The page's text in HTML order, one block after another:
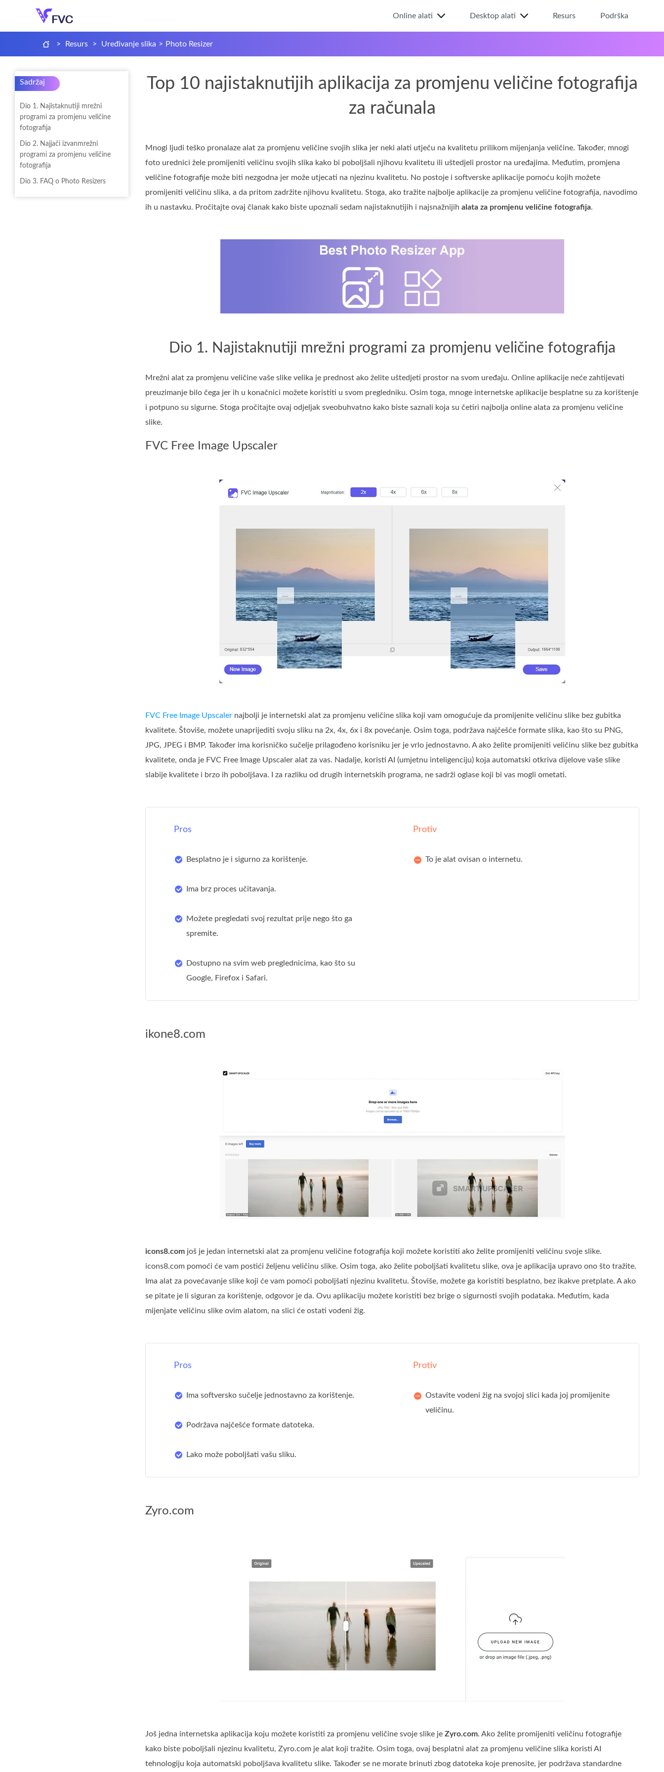
Online alati Desktop alati Resurs Podrška
> Resurs > Uređivanje slika > Photo Resizer
Sadržaj
Dio 1. Najistaknutiji mrežni
programi za promjenu veličine
fotografija
Dio 2. Najjači izvanmrežni
programi za promjenu veličine
fotografija
Dio 3. FAQ o Photo Resizers
Top 10 najistaknutijih aplikacija za promjenu veličine fotografija
za računala
Mnogi ljudi teško pronalaze alat za promjenu veličine svojih slika jer neki alati utječu na kvalitetu prilikom mijenjanja veličine. Također, mnogi
foto urednici žele promijeniti veličinu svojih slika kako bi poboljšali njihovu kvalitetu ili uštedjeli prostor na uređajima. Međutim, promjena
veličine fotografije može biti nezgodna jer može utjecati na njezinu kvalitetu. No postoje i softverske aplikacije pomoću kojih možete
promijeniti veličinu slika, a da pritom zadržite njihovu kvalitetu. Stoga, ako tražite najbolje aplikacije za promjenu veličine fotografija, navodimo
ih u nastavku. Pročitajte ovaj članak kako biste upoznali sedam najistaknutijih i najsnažnijih alata za promjenu veličine fotografija.
Dio 1. Najistaknutiji mrežni programi za promjenu veličine fotografija
Mrežni alat za promjenu veličine vaše slike velika je prednost ako želite uštedjeti prostor na svom uređaju. Online aplikacije neće zahtijevati
preuzimanje bilo čega jer ih u konačnici možete koristiti u svom pregledniku. Osim toga, mnoge internetske aplikacije besplatne su za korištenje
i potpuno su sigurne. Stoga pročitajte ovaj odjeljak sveobuhvatno kako biste saznali koja su četiri najbolja online alata za promjenu veličine
slike.
FVC Free Image Upscaler
FVC Free Image Upscaler najbolji je internetski alat za promjenu veličine slika koji vam omogućuje da promijenite veličinu slike bez gubitka
kvalitete. Štoviše, možete unaprijediti svoju sliku na 2x, 4x, 6x i 8x povećanje. Osim toga, podržava najčešće formate slika, kao što su PNG,
JPG, JPEG i BMP. Također ima korisničko sučelje prilagođeno korisniku jer je vrlo jednostavno. A ako želite promijeniti veličinu slike bez gubitka
kvalitete, onda je FVC Free Image Upscaler alat za vas. Nadalje, koristi AI (umjetnu inteligenciju) koja automatski otkriva dijelove vaše slike
slabije kvalitete i brzo ih poboljšava. I za razliku od drugih internetskih programa, ne sadrži oglase koji bi vas mogli ometati.
Pros
Besplatno je i sigurno za korištenje.
Ima brz proces učitavanja.
Možete pregledati svoj rezultat prije nego što ga
spremite.
Dostupno na svim web preglednicima, kao što su
Google, Firefox i Safari.
Protiv
To je alat ovisan o internetu.
ikone8.com
icons8.com još je jedan internetski alat za promjenu veličine fotografija koji možete koristiti ako želite promijeniti veličinu svoje slike.
icons8.com pomoći će vam postići željenu veličinu slike. Osim toga, ako želite poboljšati kvalitetu slike, ova je aplikacija upravo ono što tražite.
Ima alat za povećavanje slike koji će vam pomoći poboljšati njezinu kvalitetu. Štoviše, možete ga koristiti besplatno, bez ikakve pretplate. A ako
se pitate je li siguran za korištenje, odgovor je da. Ovu aplikaciju možete koristiti bez brige o sigurnosti svojih podataka. Međutim, kada
mijenjate veličinu slike ovim alatom, na slici će ostati vodeni žig.
Pros
Ima softversko sučelje jednostavno za korištenje.
Podržava najčešće formate datoteka.
Lako može poboljšati vašu sliku.
Protiv
Ostavite vodeni žig na svojoj slici kada joj promijenite
veličinu.
Zyro.com
Još jedna internetska aplikacija koju možete koristiti za promjenu veličine svoje slike je Zyro.com. Ako želite promijeniti veličinu fotografije
kako biste poboljšali njezinu kvalitetu, Zyro.com je alat koji tražite. Osim toga, ovaj besplatni alat za promjenu veličine slika koristi AI
tehnologiju koja automatski poboljšava kvalitetu slike. Također se ne morate brinuti zbog datoteka koje prenosite, jer podržava standardne